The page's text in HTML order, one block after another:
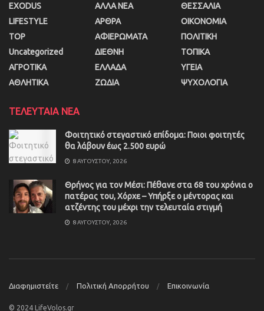
EXODUS
LIFESTYLE
TOP
Uncategorized
ΑΓΡΟΤΙΚΑ
ΑΘΛΗΤΙΚΑ
ΑΛΛΑ ΝΕΑ
ΑΡΘΡΑ
ΑΦΙΕΡΩΜΑΤΑ
ΔΙΕΘΝΗ
ΕΛΛΑΔΑ
ΖΩΔΙΑ
ΘΕΣΣΑΛΙΑ
ΟΙΚΟΝΟΜΙΑ
ΠΟΛΙΤΙΚΗ
ΤΟΠΙΚΑ
ΥΓΕΙΑ
ΨΥΧΟΛΟΓΙΑ
ΤΕΛΕΥΤΑΙΑ ΝΕΑ
Φοιτητικό στεγαστικό επίδομα: Ποιοι φοιτητές
θα λάβουν έως 2.500 ευρώ
8 ΑΥΓΟΎΣΤΟΥ, 2026
Θρήνος για τον Μέσι: Πέθανε στα 68 του χρόνια ο
πατέρας του, Χόρχε – Υπήρξε ο μέντορας και
ατζέντης του μέχρι την τελευταία στιγμή
8 ΑΥΓΟΎΣΤΟΥ, 2026
Διαφημιστείτε Πολιτική Απορρήτου Επικοινωνία
© 2024 LifeVolos.gr